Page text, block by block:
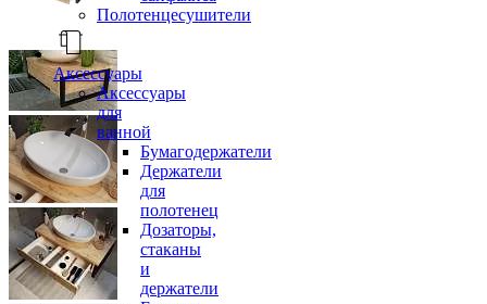
Полотенцесушители
Аксессуары
Аксессуары
для
ванной
Бумагодержатели
Держатели
для
полотенец
Дозаторы,
стаканы
и
держатели